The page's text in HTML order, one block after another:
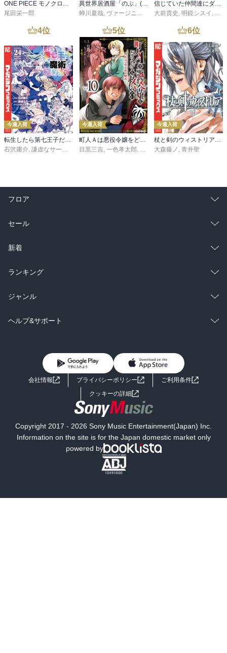
尾田栄一郎
蝉川夏哉 ヴァージニア二等兵 ,転
大前貴史 明鏡シスイ
4位
今週入荷
転生したら第七王子だったので、気ままに魔術を極めます（２４）
石沢庸介, 謙虚なサークル メル。
5位
今週入荷
町人Ａは悪役令嬢をどうしても救いたい ～どぶと空と氷の姫君～１０【電子書店共通特典イラスト付】
目黒三吉, 一色孝太郎, Parum
6位
今週入荷
杖と剣のウィストリア（１６）
大森藤ノ , 青井聖
フロア
総合
ラノベ
雑誌・グラビア
BL・TL
セール
総合
ラノベ
雑誌・グラビア
BL・TL
新着
総合
ラノベ
雑誌・グラビア
ランキング
総合
ラノベ
ジャンル
コミック
ライトノベル 男子向けラノベ
小説
海外小説
ミステリー SF
文学
ヘルプ&サポート
よくあるご質問 お問い合わせ
会社情報 プライバシーポリシー
ご利用条件
クッキーの詳細
Copyright 2017 - 2026 Sony Music Entertainment(Japan) Inc.
Information on the site is for the Japan domestic market only
powered by